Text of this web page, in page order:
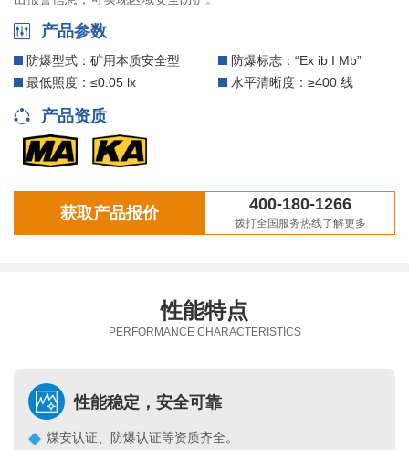
产品参数
防爆型式：矿用本质安全型
防爆标志：“Ex ib I Mb”
最低照度：≤0.05 lx
水平清晰度：≥400 线
产品资质
获取产品报价 400-180-1266
拨打全国服务热线了解更多
性能特点
PERFORMANCE CHARACTERISTICS
性能稳定，安全可靠
煤安认证、防爆认证等资质齐全。